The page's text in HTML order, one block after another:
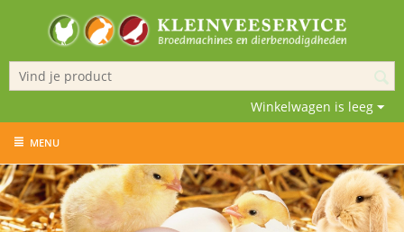
Winkelwagen is leeg
MENU